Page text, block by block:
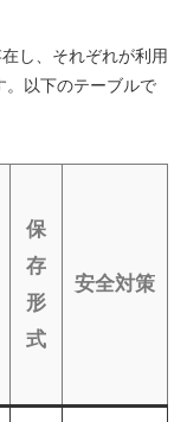
し、それぞれが利用
。以下のテーブルで
保
存
形
式
安全対策